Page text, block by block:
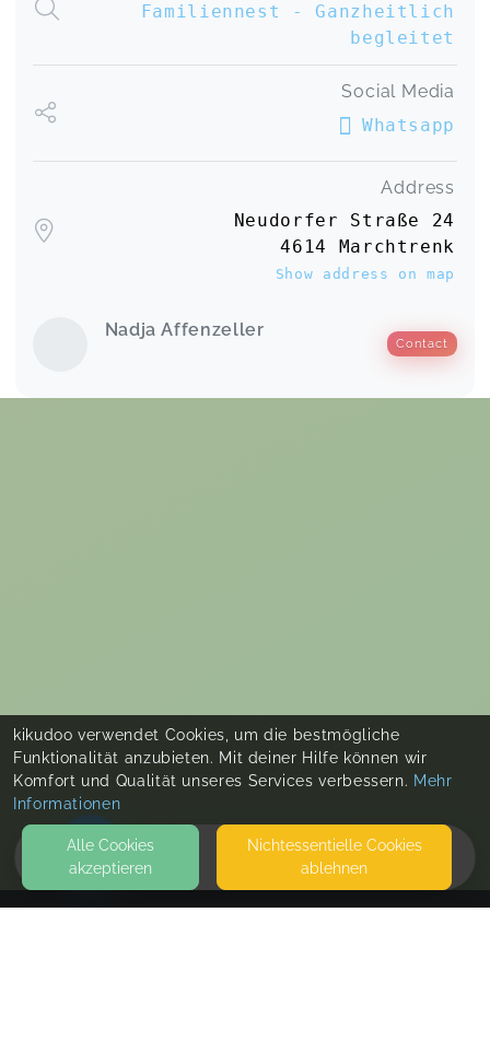
HOME
Familiennest - Ganzheitlich
begleitet
Social Media
Whatsapp
Address
Neudorfer Straße 24
4614 Marchtrenk
Show address on map
Nadja Affenzeller
Contact
kikudoo verwendet Cookies, um die bestmögliche
Funktionalität anzubieten. Mit deiner Hilfe können wir
Komfort und Qualität unseres Services verbessern. Mehr
Informationen
Alle Cookies
akzeptieren
Nicht­essentielle Cookies
ablehnen